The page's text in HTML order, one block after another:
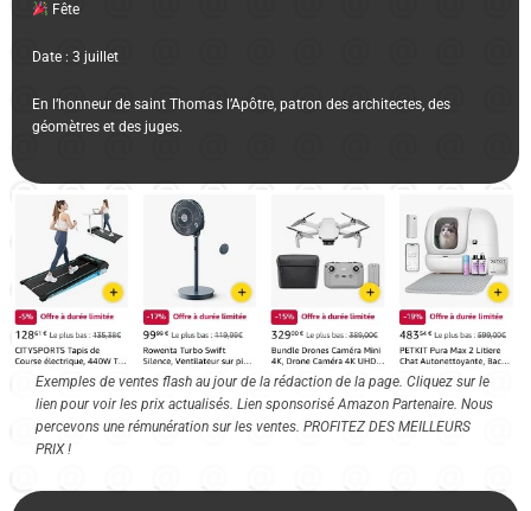
Fête
Date : 3 juillet
En l’honneur de saint Thomas l’Apôtre, patron des architectes, des
géomètres et des juges.
Exemples de ventes flash au jour de la rédaction de la page. Cliquez sur le
lien pour voir les prix actualisés. Lien sponsorisé Amazon Partenaire. Nous
percevons une rémunération sur les ventes. PROFITEZ DES MEILLEURS
PRIX !